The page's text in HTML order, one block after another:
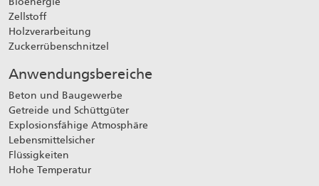
Zellstoff
Holzverarbeitung
Zuckerrübenschnitzel
Anwendungsbereiche
Beton und Baugewerbe
Getreide und Schüttgüter
Explosionsfähige Atmosphäre
Lebensmittelsicher
Flüssigkeiten
Hohe Temperatur